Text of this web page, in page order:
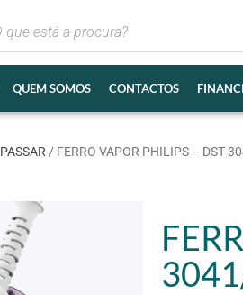
QUEM SOMOS CONTACTOS
PASSAR/ FERRO VAPOR PHILIPS – DST